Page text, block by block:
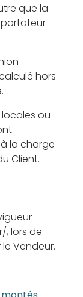
que la
hors
ou
la charge
Client.
, lors de
Vendeur.